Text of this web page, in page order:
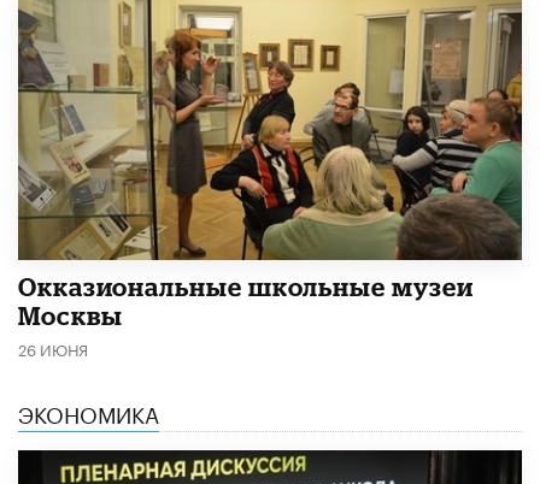
​Окказиональные школьные музеи
Москвы
26 ИЮНЯ
ЭКОНОМИКА